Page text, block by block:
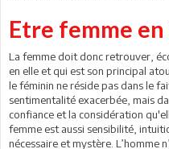
Etre femme
La femme doit donc retrouver,
en elle et qui est son principal
le féminin ne réside pas dans le
sentimentalité exacerbée, mais
confiance et la considération
femme est aussi sensibilité,
nécessaire et mystère. L’homme